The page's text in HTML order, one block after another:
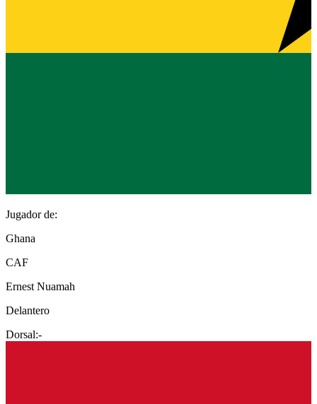
Jugador de:
Ghana
CAF
Ernest Nuamah
Delantero
Dorsal:-